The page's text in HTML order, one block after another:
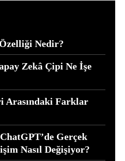
Nedir?
Zekâ Çipi Ne İşe
Arasındaki Farklar
Gerçek
Nasıl Değişiyor?